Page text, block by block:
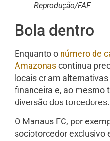
Reprodução/FAF
Bola dentro
Enquanto o número de
Amazonascontinua
locais criam
financeira e, ao mesmo
diversão dos torcedores.
O Manaus FC, por
sociotorcedor exclusivo